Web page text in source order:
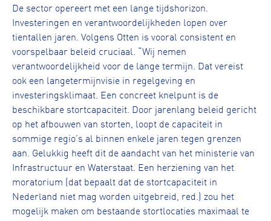
De sector opereert met een lange tijdshorizon.
Investeringen en verantwoordelijkheden lopen over
tientallen jaren. Volgens Otten is vooral consistent en
voorspelbaar beleid cruciaal. “Wij nemen
verantwoordelijkheid voor de lange termijn. Dat vereist
ook een langetermijnvisie in regelgeving en
investeringsklimaat. Een concreet knelpunt is de
beschikbare stortcapaciteit. Door jarenlang beleid gericht
op het afbouwen van storten, loopt de capaciteit in
sommige regio’s al binnen enkele jaren tegen grenzen
aan. Gelukkig heeft dit de aandacht van het ministerie van
Infrastructuur en Waterstaat. Een herziening van het
moratorium (dat bepaalt dat de stortcapaciteit in
Nederland niet mag worden uitgebreid, red.) zou het
mogelijk maken om bestaande stortlocaties maximaal te